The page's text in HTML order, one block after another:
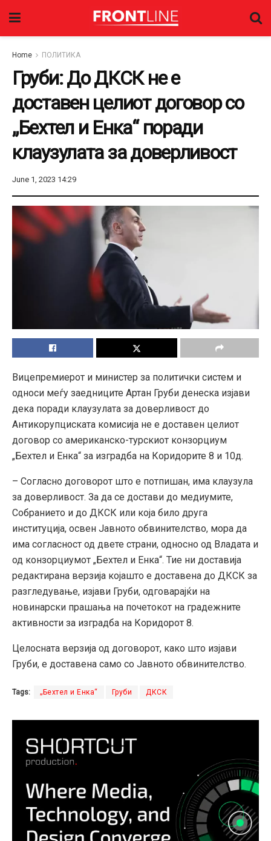
Home ПОЛИТИКА
Груби: До ДКСК не е
доставен целиот договор со
„Бехтел и Енка“ поради
клаузулата за доверливост
June 1, 2023 14:29
Вицепремиерот и министер за политички систем и
односи меѓу заедниците Артан Груби денеска изјави
дека поради клаузулата за доверливост до
Антикорупциската комисија не е доставен целиот
договор со американско-турскиот конзорциум
„Бехтел и Енка“ за изградба на Коридорите 8 и 10д.
– Согласно договорот што е потпишан, има клаузула
за доверливост. За да се достави до медиумите,
Собранието и до ДКСК или која било друга
институција, освен Јавното обвинителство, мора да
има согласност од двете страни, односно од Владата и
од конзорциумот „Бехтел и Енка“. Тие ни доставија
редактирана верзија којашто е доставена до ДКСК за
разгледување, изјави Груби, одговарајќи на
новинарски прашања на почетокот на градежните
активности за изградба на Коридорот 8.
Целосната верзија од договорот, како што изјави
Груби, е доставена само со Јавното обвинителство.
Tags: „Бехтел и Енка“ Груби ДКСК